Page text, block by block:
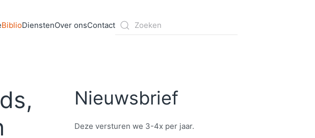
BiblioDienstenOver onsContact
Nieuwsbrief
Deze versturen we 3-4x per jaar.